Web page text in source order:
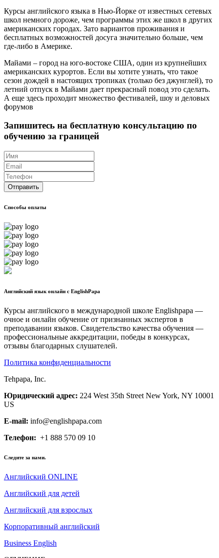
Курсы английского языка в Нью-Йорке от известных сетевых
школ немного дороже, чем программы этих же школ в других
американских городах. Зато вариантов проживания и
бесплатных возможностей досуга значительно больше, чем
где-либо в Америке.
Майами – город на юго-востоке США, один из крупнейших
американских курортов. Если вы хотите узнать, что такое
сезон дождей в настоящих тропиках (только без джунглей), то
летний отпуск в Майами дает прекрасный повод это сделать.
А еще здесь проходит множество фестивалей, шоу и деловых
форумов
Запишитесь на бесплатную консультацию по
обучению за границей
Отправить
Способы оплаты
Английский язык онлайн с EnglishPapa
Курсы английского в международной школе Englishpapa —
очное и онлайн обучение от признанных экспертов в
преподавании языков. Свидетельство качества обучения —
профессиональные аккредитации, победы в конкурсах,
отзывы благодарных слушателей.
Политика конфиденциальности
Tehpapa, Inc.
Юридический адрес: 224 West 35th Street New York, NY 10001
US
E-mail: info@englishpapa.com
Телефон: +1 888 570 09 10
Следите за нами.
Английский ONLINE
Английский для детей
Английский для взрослых
Корпоративный английский
Business English